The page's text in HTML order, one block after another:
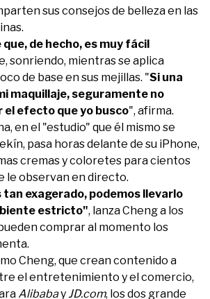
sus consejos de belleza en las
de hecho, es muy fácil
sonriendo, mientras se aplica
de base en sus mejillas. "Si una
maquillaje, seguramente no
el efecto que yo busco", afirma.
en el "estudio" que él mismo se
pasa horas delante de su iPhone,
cremas y coloretes para cientos
le observan en directo.
tan exagerado, podemos llevarlo
estricto", lanza Cheng a los
comprar al momento los
Cheng, que crean contenido a
el entretenimiento y el comercio,
Alibabay JD.com, los dos grande